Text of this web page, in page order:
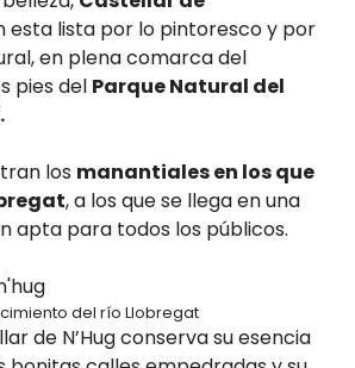
esta lista por lo pintoresco y por
en plena comarca del
pies del Parque Natural del
los manantiales en los que
, a los que se llega en una
apta para todos los públicos.
del río Llobregat
de N’Hug conserva su esencia